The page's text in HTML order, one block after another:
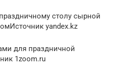
столу сырной
yandex.kz
для праздничной
1zoom.ru